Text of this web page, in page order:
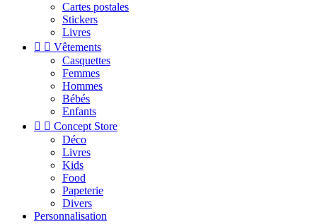
Cartes postales
Stickers
Livres
  Vêtements
Casquettes
Femmes
Hommes
Bébés
Enfants
  Concept Store
Déco
Livres
Kids
Food
Papeterie
Divers
Personnalisation